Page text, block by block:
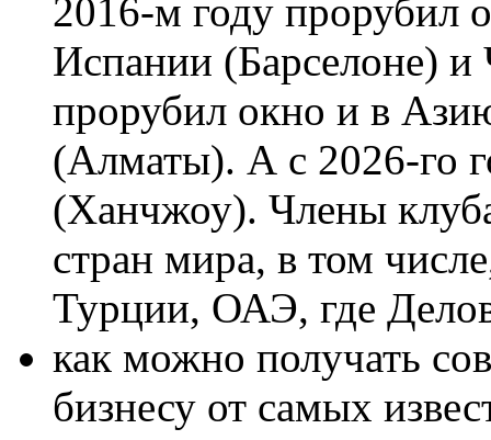
2016-м году прорубил
Испании (Барселоне)
прорубил окно и в
(Алматы). А с 2026-го
(Ханчжоу). Члены
стран мира, в том
Турции, ОАЭ, где
как можно получать
бизнесу от самых